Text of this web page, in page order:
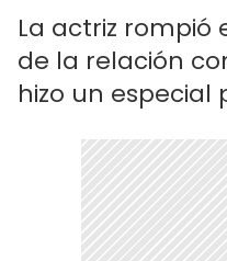
La actriz
de la relación
hizo un especial